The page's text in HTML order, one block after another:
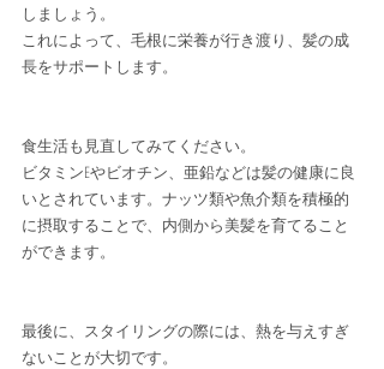
しましょう。
これによって、毛根に栄養が行き渡り、髪の成
長をサポートします。
食生活も見直してみてください。
ビタミンEやビオチン、亜鉛などは髪の健康に良
いとされています。ナッツ類や魚介類を積極的
に摂取することで、内側から美髪を育てること
ができます。
最後に、スタイリングの際には、熱を与えすぎ
ないことが大切です。